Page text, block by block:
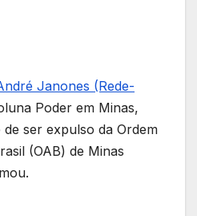
Janones (Rede-
Poder em Minas,
ser expulso da Ordem
(OAB) de Minas